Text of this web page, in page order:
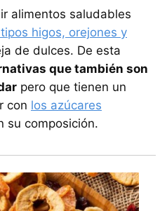
alimentos saludables
higos, orejones y
de dulces. De esta
que también son
pero que tienen un
con los azúcares
su composición.